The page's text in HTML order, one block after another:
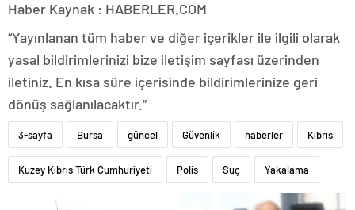
Haber Kaynak : HABERLER.COM
“Yayınlanan tüm haber ve diğer içerikler ile ilgili olarak
yasal bildirimlerinizi bize iletişim sayfası üzerinden
iletiniz. En kısa süre içerisinde bildirimlerinize geri
dönüş sağlanılacaktır.”
3-sayfa Bursa güncel Güvenlik haberler Kıbrıs
Kuzey Kıbrıs Türk Cumhuriyeti Polis Suç Yakalama